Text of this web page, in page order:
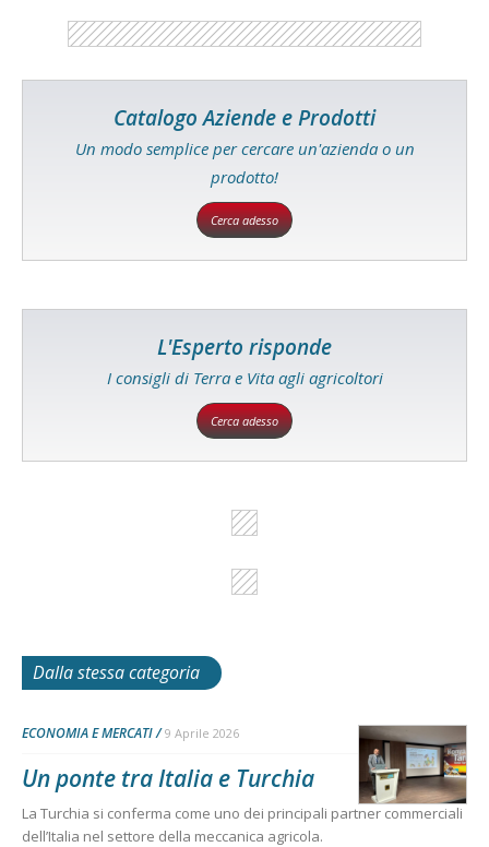
Catalogo Aziende e Prodotti
Un modo semplice per cercare un'azienda o un
prodotto!
Cerca adesso
L'Esperto risponde
I consigli di Terra e Vita agli agricoltori
Cerca adesso
Dalla stessa categoria
ECONOMIA E MERCATI 9 Aprile 2026
Un ponte tra Italia e Turchia
La Turchia si conferma come uno dei principali partner commerciali
dell’Italia nel settore della meccanica agricola.